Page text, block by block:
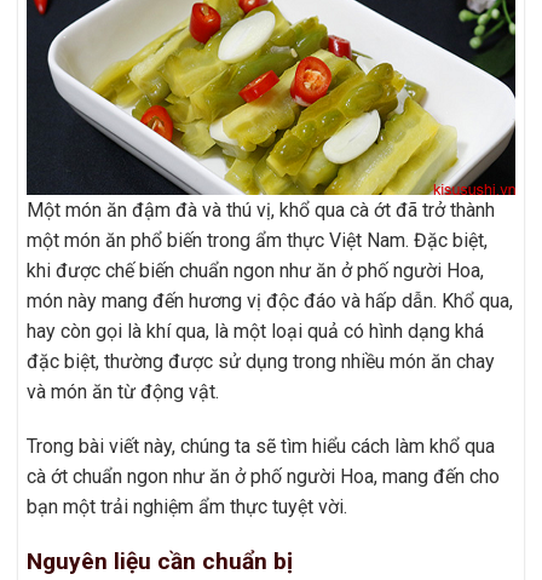
Một món ăn đậm đà và thú vị, khổ qua cà ớt đã trở thành
một món ăn phổ biến trong ẩm thực Việt Nam. Đặc biệt,
khi được chế biến chuẩn ngon như ăn ở phố người Hoa,
món này mang đến hương vị độc đáo và hấp dẫn. Khổ qua,
hay còn gọi là khí qua, là một loại quả có hình dạng khá
đặc biệt, thường được sử dụng trong nhiều món ăn chay
và món ăn từ động vật.
Trong bài viết này, chúng ta sẽ tìm hiểu cách làm khổ qua
cà ớt chuẩn ngon như ăn ở phố người Hoa, mang đến cho
bạn một trải nghiệm ẩm thực tuyệt vời.
Nguyên liệu cần chuẩn bị